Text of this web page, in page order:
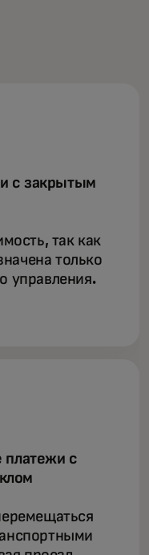
с закрытым
так как
только
управления.
платежи с